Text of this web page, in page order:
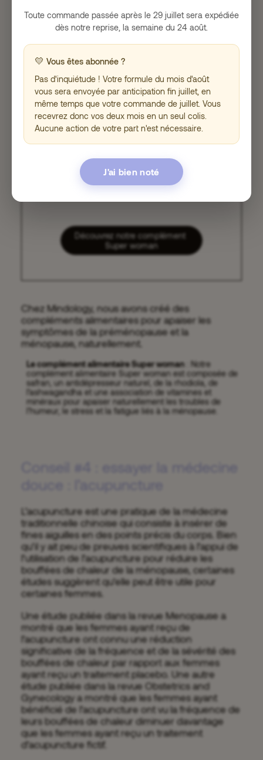
Découvrir le complément
Super woman
Découvrez notre complément
Super woman
Chez Mindology, nous avons créé des
compléments alimentaires pour apaiser les
symptômes de la préménopause et la
ménopause, naturellement.
Le complément alimentaire Super woman: Notre
complément alimentaire Super woman est composée de
safran, un antidépresseur naturel, de la rhodiola, de
l’ashwagandha et une association de vitamines et
minéraux pour apaiser naturellement les troubles de
l’humeur, le stress et la fatigue liés à la ménopause.
Conseil #4 : essayer la médecine
L’acupuncture est une pratique de la médecine
traditionnelle chinoise qui consiste à insérer de
fines aiguilles en des points précis du corps. Bien
qu’il y ait peu de preuves scientifiques à l’appui de
l’utilisation de l’acupuncture pour réduire les
bouffées de chaleur de la ménopause, certaines
études suggèrent qu’elle peut être utile pour
certaines femmes.
Une étude publiée dans la revue Menopause a
montré que les femmes ayant reçu de
l’acupuncture ont connu une réduction
significative de la fréquence et de la sévérité des
bouffées de chaleur par rapport aux femmes
ayant reçu un traitement placebo. Une autre
étude publiée dans la revue Obstetrics and
Gynecology a montré que les femmes ayant
bénéficié de l’acupuncture ont vu la fréquence de
leurs bouffées de chaleur diminuer davantage
que les femmes ayant reçu un traitement
d’acupuncture fictif.
Toute commande passée après le 29 juillet sera expédiée
dès notre reprise, la semaine du 24 août.
💛 Vous êtes abonnée ?
Pas d'inquiétude ! Votre formule du mois d'août
vous sera envoyée par anticipation fin juillet, en
même temps que votre commande de juillet. Vous
recevrez donc vos deux mois en un seul colis.
Aucune action de votre part n'est nécessaire.
J'ai bien noté